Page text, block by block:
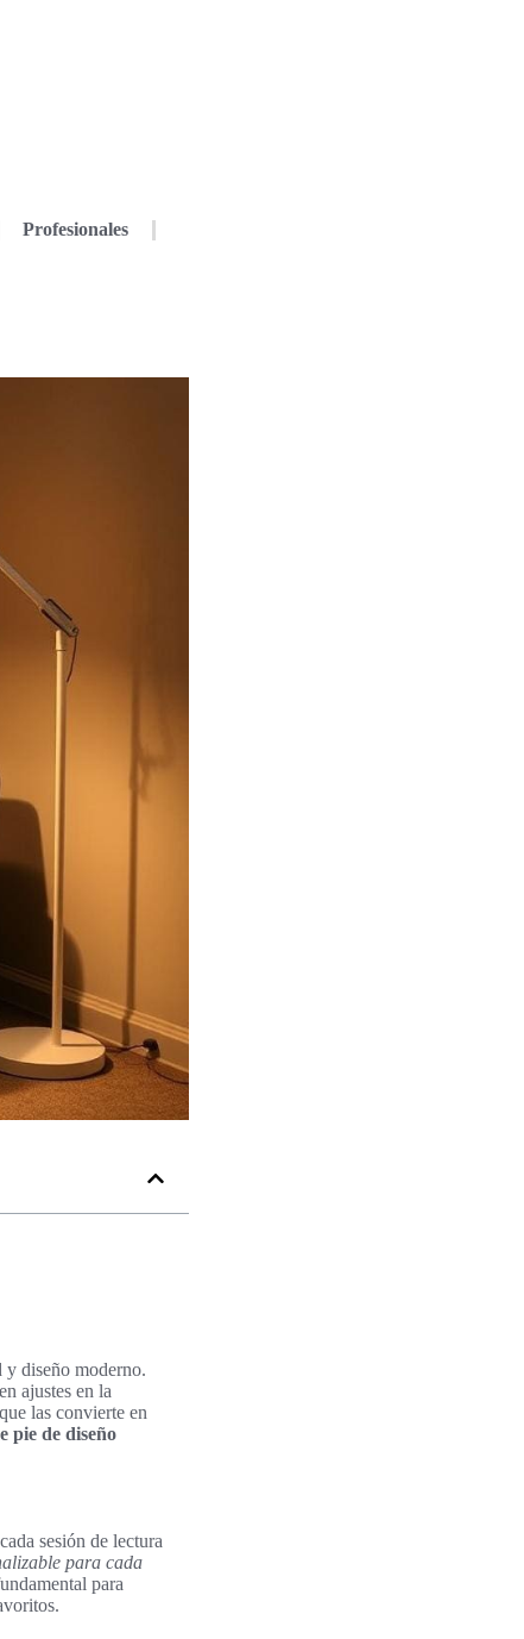
Profesionales
y diseño moderno.
ajustes en la
las convierte en
pie de diseño
sesión de lectura
para cada
para